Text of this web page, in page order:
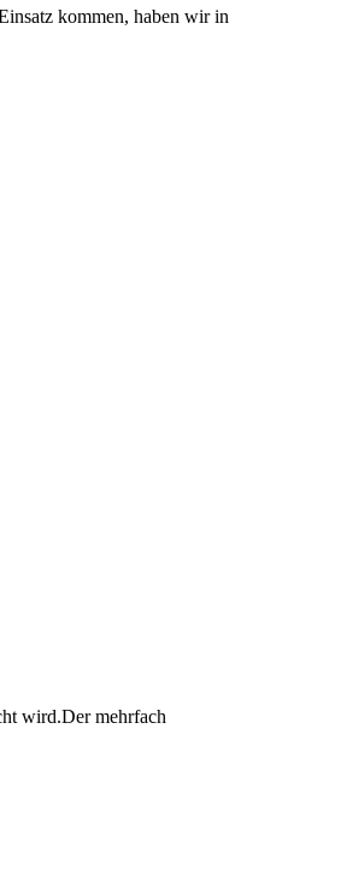
kommen, haben wir in
wird.Der mehrfach